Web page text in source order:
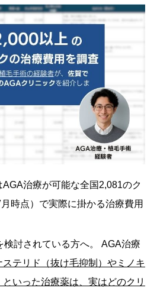
AGA治療が可能な全国2,081のク
時点）で実際に掛かる治療費用
検討されている方へ。 AGA治療
ステリド（抜け毛抑制）やミノキ
いった治療薬は、実はどのクリ